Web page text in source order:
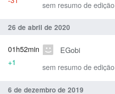
sem resumo de edição
26 de abril de 2020
EGobi
sem resumo de edição
01h52min
+1
6 de dezembro de 2019